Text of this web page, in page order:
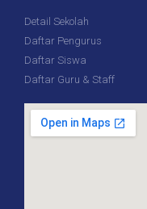
Detail Sekolah
Daftar Pengurus
Daftar Siswa
Daftar Guru & Staff